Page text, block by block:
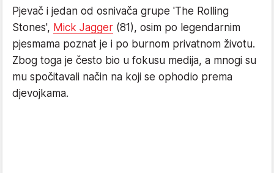
Pjevač i jedan od osnivača grupe 'The Rolling
Stones', Mick Jagger (81), osim po legendarnim
pjesmama poznat je i po burnom privatnom životu.
Zbog toga je često bio u fokusu medija, a mnogi su
mu spočitavali način na koji se ophodio prema
djevojkama.